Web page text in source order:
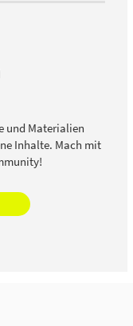
und Materialien
Inhalte. Mach mit